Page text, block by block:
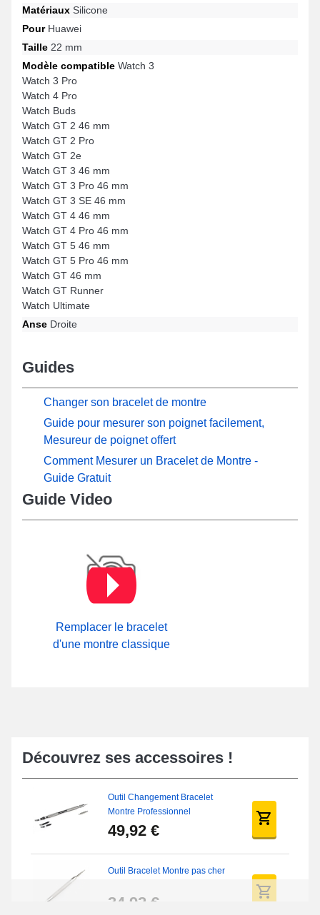
Matériaux Silicone
PourHuawei
Taille 22 mm
Modèle compatible Watch 3
Watch 3 Pro
Watch 4 Pro
Watch Buds
Watch GT 2 46 mm
Watch GT 2 Pro
Watch GT 2e
Watch GT 3 46 mm
Watch GT 3 Pro 46 mm
Watch GT 3 SE 46 mm
Watch GT 4 46 mm
Watch GT 4 Pro 46 mm
Watch GT 5 46 mm
Watch GT 5 Pro 46 mm
Watch GT 46 mm
Watch GT Runner
Watch Ultimate
Anse Droite
Guides
Changer son bracelet de montre
Guide pour mesurer son poignet facilement,
Mesureur de poignet offert
Comment Mesurer un Bracelet de Montre -
Guide Gratuit
Guide Video
Remplacer le bracelet
d'une montre classique
Découvrez ses accessoires !
Outil Changement Bracelet
Montre Professionnel
49,92 €
Outil Bracelet Montre pas cher
34,92 €